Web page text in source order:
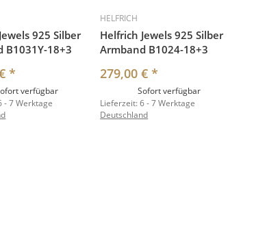
925 Silber
B1031Y-18+3
*
verfügbar
- 7 Werktage
HELFRICH
Helfrich Jewels 925 Silber
Armband B1024-18+3
279,00 €*
Sofort verfügbar
Lieferzeit:6 - 7 Werktage
Deutschland